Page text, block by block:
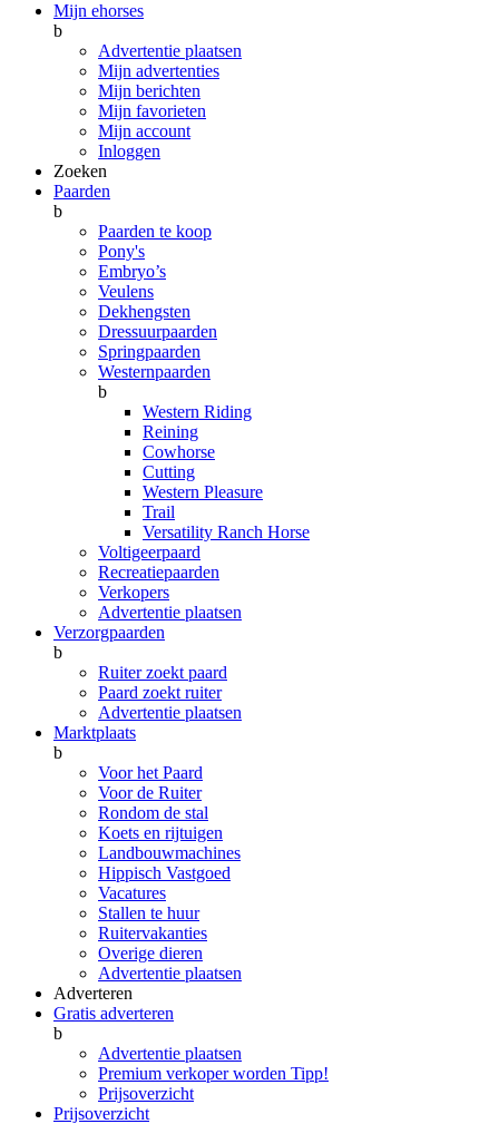
Mijn ehorses
b
Advertentie plaatsen
Mijn advertenties
Mijn berichten
Mijn favorieten
Mijn account
Inloggen
Zoeken
Paarden
b
Paarden te koop
Pony's
Embryo’s
Veulens
Dekhengsten
Dressuurpaarden
Springpaarden
Westernpaarden
b
Western Riding
Reining
Cowhorse
Cutting
Western Pleasure
Trail
Versatility Ranch Horse
Voltigeerpaard
Recreatiepaarden
Verkopers
Advertentie plaatsen
Verzorgpaarden
b
Ruiter zoekt paard
Paard zoekt ruiter
Advertentie plaatsen
Marktplaats
b
Voor het Paard
Voor de Ruiter
Rondom de stal
Koets en rijtuigen
Landbouwmachines
Hippisch Vastgoed
Vacatures
Stallen te huur
Ruitervakanties
Overige dieren
Advertentie plaatsen
Adverteren
Gratis adverteren
b
Advertentie plaatsen
Premium verkoper worden Tipp!
Prijsoverzicht
Prijsoverzicht